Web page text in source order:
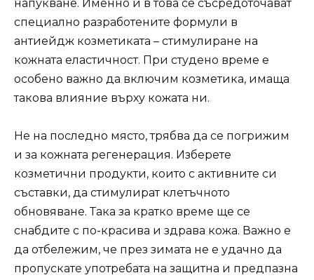
напукване. Именно и в това се съсредоточават
специално разработените формули в
антиейдж козметиката – стимулиране на
кожната еластичност. При студено време е
особено важно да включим козметика, имаща
такова влияние върху кожата ни.
Не на последно място, трябва да се погрижим
и за кожната регенерация. Изберете
козметични продукти, които с активните си
съставки, да стимулират клетъчното
обновяване. Така за кратко време ще се
снабдите с по-красива и здрава кожа. Важно е
да отбележим, че през зимата не е удачно да
пропускате употребата на защитна и предпазна